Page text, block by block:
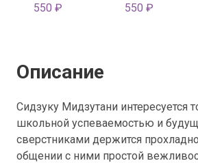
550 ₽ 550 ₽
Описание
Сидзуку Мидзутани интересуется
школьной успеваемостью и
сверстниками держится
общении с ними простой